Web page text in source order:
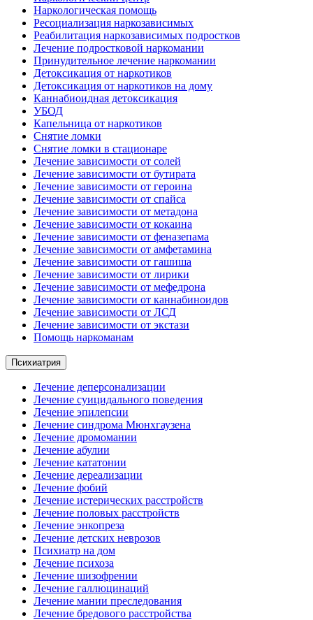
Наркологическая помощь
Ресоциализация наркозависимых
Реабилитация наркозависимых подростков
Лечение подростковой наркомании
Принудительное лечение наркомании
Детоксикация от наркотиков
Детоксикация от наркотиков на дому
Каннабиоидная детоксикация
УБОД
Капельница от наркотиков
Снятие ломки
Снятие ломки в стационаре
Лечение зависимости от солей
Лечение зависимости от бутирата
Лечение зависимости от героина
Лечение зависимости от спайса
Лечение зависимости от метадона
Лечение зависимости от кокаина
Лечение зависимости от феназепама
Лечение зависимости от амфетамина
Лечение зависимости от гашиша
Лечение зависимости от лирики
Лечение зависимости от мефедрона
Лечение зависимости от каннабиноидов
Лечение зависимости от ЛСД
Лечение зависимости от экстази
Помощь наркоманам
Психиатрия
Лечение деперсонализации
Лечение суицидального поведения
Лечение эпилепсии
Лечение синдрома Мюнхгаузена
Лечение дромомании
Лечение абулии
Лечение кататонии
Лечение дереализации
Лечение фобий
Лечение истерических расстройств
Лечение половых расстройств
Лечение энкопреза
Лечение детских неврозов
Психиатр на дом
Лечение психоза
Лечение шизофрении
Лечение галлюцинаций
Лечение мании преследования
Лечение бредового расстройства